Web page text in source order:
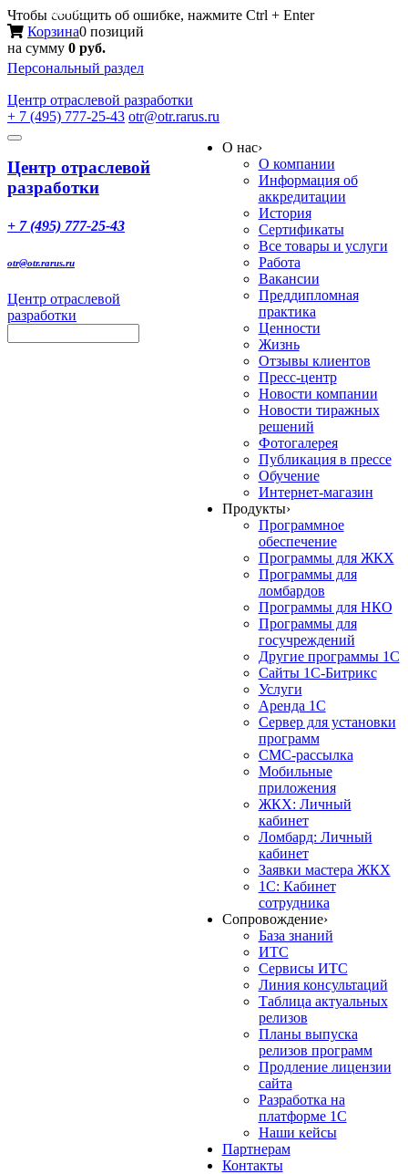
Чтобы сообщить об ошибке, нажмите Ctrl + Enter
Корзина0 позиций
на сумму 0 руб.
Персональный раздел
Центр отраслевой разработки
+ 7 (495) 777-25-43 otr@otr.rarus.ru
Toggle
Меню
Центр отраслевой
разработки
+ 7 (495) 777-25-43
otr@otr.rarus.ru
Центр отраслевой
разработки
О нас›
О компании
Информация об
аккредитации
История
Сертификаты
Все товары и услуги
Работа
Вакансии
Преддипломная
практика
Ценности
Жизнь
Отзывы клиентов
Пресс-центр
Новости компании
Новости тиражных
решений
Фотогалерея
Публикация в прессе
Обучение
Интернет-магазин
Продукты›
Программное
обеспечение
Программы для ЖКХ
Программы для
ломбардов
Программы для НКО
Программы для
госучреждений
Другие программы 1С
Сайты 1С-Битрикс
Услуги
Аренда 1С
Сервер для установки
программ
СМС-рассылка
Мобильные
приложения
ЖКХ: Личный
кабинет
Ломбард: Личный
кабинет
Заявки мастера ЖКХ
1С: Кабинет
сотрудника
Сопровождение›
База знаний
ИТС
Сервисы ИТС
Линия консультаций
Таблица актуальных
релизов
Планы выпуска
релизов программ
Продление лицензии
сайта
Разработка на
платформе 1С
Наши кейсы
Партнерам
Контакты